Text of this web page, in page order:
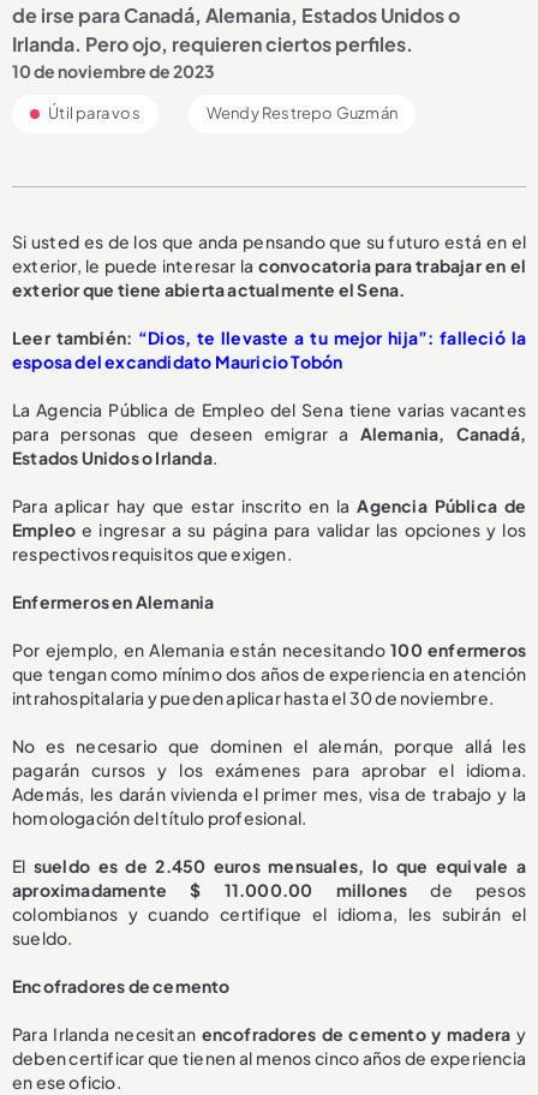
de irse para Canadá, Alemania, Estados Unidos o
Irlanda. Pero ojo, requieren ciertos perfiles.
10 de noviembre de 2023
Útil para vos Wendy Restrepo Guzmán
Si usted es de los que anda pensando que su futuro está en el
exterior, le puede interesar la convocatoria para trabajar en el
exterior que tiene abierta actualmente el Sena.
Leer también: “Dios, te llevaste a tu mejor hija”: falleció la
esposa del excandidato Mauricio Tobón
La Agencia Pública de Empleo del Sena tiene varias vacantes
para personas que deseen emigrar a Alemania, Canadá,
Estados Unidos o Irlanda.
Para aplicar hay que estar inscrito en la Agencia Pública de
Empleo e ingresar a su página para validar las opciones y los
respectivos requisitos que exigen.
Enfermeros en Alemania
Por ejemplo, en Alemania están necesitando100 enfermeros
que tengan como mínimo dos años de experiencia en atención
intrahospitalaria y pueden aplicar hasta el 30 de noviembre.
No es necesario que dominen el alemán, porque allá les
pagarán cursos y los exámenes para aprobar el idioma.
Además, les darán vivienda el primer mes, visa de trabajo y la
homologación del título profesional.
El sueldo es de 2.450 euros mensuales, lo que equivale a
aproximadamente $ 11.000.00 millonesde pesos
colombianos y cuando certifique el idioma, les subirán el
sueldo.
Encofradores de cemento
Para Irlanda necesitan encofradores de cemento y madera y
deben certificar que tienen al menos cinco años de experiencia
en ese oficio.